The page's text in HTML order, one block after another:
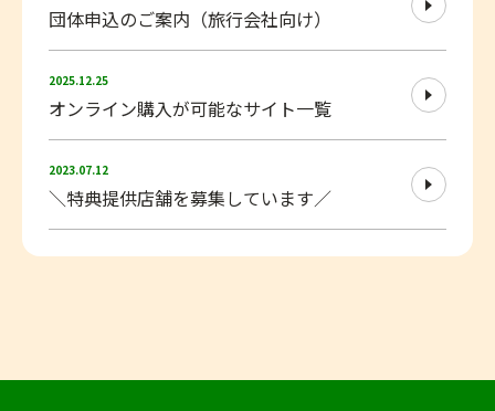
団体申込のご案内（旅行会社向け）
オンライン購入が可能なサイト一覧
2025.12.25
detail_12.html
＼特典提供店舗を募集しています／
2023.07.12
detail_7.html